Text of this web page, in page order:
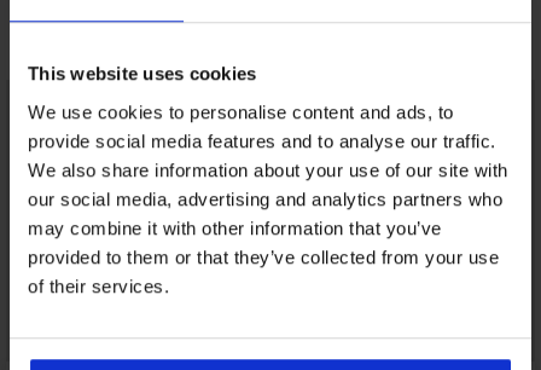
This website uses cookies
We use cookies to personalise content and ads, to
provide social media features and to analyse our traffic.
We also share information about your use of our site with
our social media, advertising and analytics partners who
may combine it with other information that you’ve
provided to them or that they’ve collected from your use
of their services.